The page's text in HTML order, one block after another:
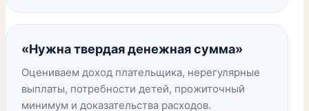
«Нужна твердая денежная сумма»
Оцениваем доход плательщика, нерегулярные
выплаты, потребности детей, прожиточный
минимум и доказательства расходов.